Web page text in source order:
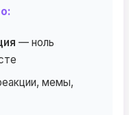
— ноль
мемы,